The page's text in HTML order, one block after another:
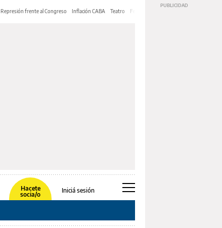
Represión frente al Congreso Inflación CABA Teatro Feria de Editores
Hacete
socia/o
Iniciá sesión